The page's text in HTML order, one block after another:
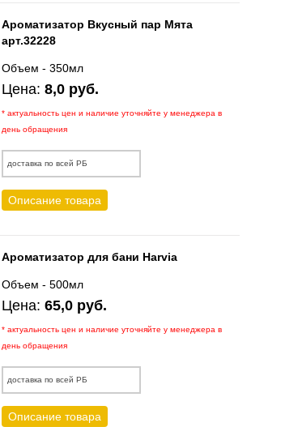
Ароматизатор Вкусный пар Мята
арт.32228
Объем - 350мл
Цена: 8,0 руб.
* актуальность цен и наличие уточняйте у менеджера в
день обращения
доставка по всей РБ
Описание товара
Ароматизатор для бани Harvia
Объем - 500мл
Цена: 65,0 руб.
* актуальность цен и наличие уточняйте у менеджера в
день обращения
доставка по всей РБ
Описание товара